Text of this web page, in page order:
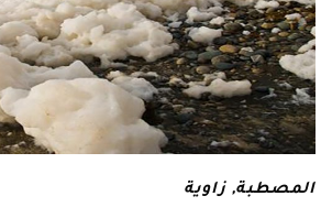
المصطبة, زاوية